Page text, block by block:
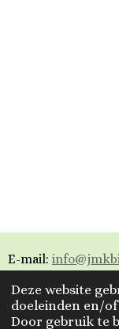
Deze website
doeleinden en/
Door gebruik te
E-mail:
Tiktok: jmkbijoux
Instagram: